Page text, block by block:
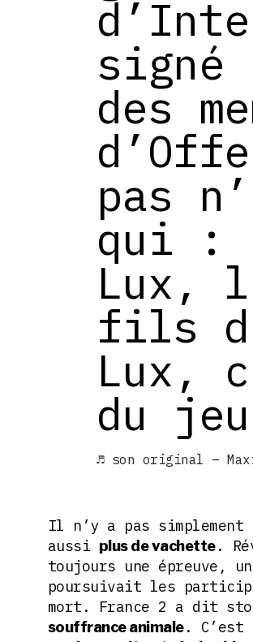
signé
des
pas
qui :
Lux,
fils
Lux,
du
♬ son original –
Il n’y a pas
aussi plus de vachette.
toujours une épreuve,
poursuivait les
mort. France 2 a dit
souffrance animale. C’est